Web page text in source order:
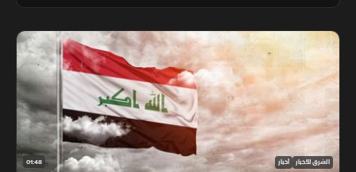
01:48 الشرق للأخبار أخبار